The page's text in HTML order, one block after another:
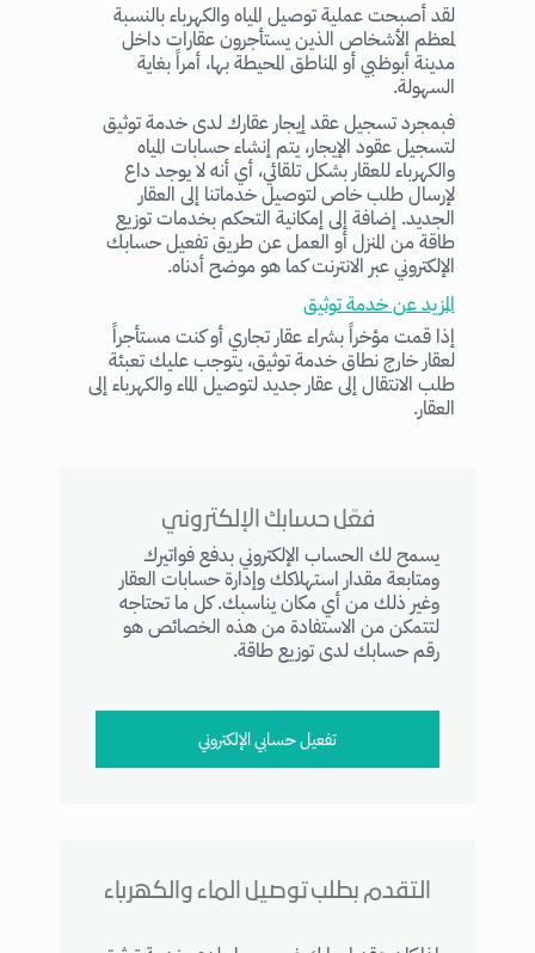
لقد أصبحت عملية توصيل المياه والكهرباء بالنسبة
لمعظم الأشخاص الذين يستأجرون عقارات داخل
مدينة أبوظبي أو المناطق المحيطة بها، أمراً بغاية
السهولة.
فبمجرد تسجيل عقد إيجار عقارك لدى خدمة توثيق
لتسجيل عقود الإيجار، يتم إنشاء حسابات المياه
والكهرباء للعقار بشكل تلقائي، أي أنه لا يوجد داع
لإرسال طلب خاص لتوصيل خدماتنا إلى العقار
الجديد. إضافة إلى إمكانية التحكم بخدمات توزيع
طاقة من المنزل أو العمل عن طريق تفعيل حسابك
الإلكتروني عبر الانترنت كما هو موضح أدناه.
المزيد عن خدمة توثيق
إذا قمت مؤخراً بشراء عقار تجاري أو كنت مستأجراً
لعقار خارج نطاق خدمة توثيق، يتوجب عليك تعبئة
طلب الانتقال إلى عقار جديد لتوصيل الماء والكهرباء إلى
العقار.
فعّل حسابك الإلكتروني
يسمح لك الحساب الإلكتروني بدفع فواتيرك
ومتابعة مقدار استهلاكك وإدارة حسابات العقار
وغير ذلك من أي مكان يناسبك. كل ما تحتاجه
لتتمكن من الاستفادة من هذه الخصائص هو
رقم حسابك لدى توزيع طاقة.
تفعيل حسابي الإلكتروني
التقدم بطلب توصيل الماء والكهرباء